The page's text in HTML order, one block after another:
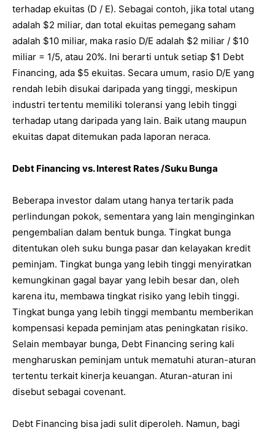
terhadap ekuitas (D / E). Sebagai contoh, jika total utang
adalah $2 miliar, dan total ekuitas pemegang saham
adalah $10 miliar, maka rasio D/E adalah $2 miliar / $10
miliar = 1/5, atau 20%. Ini berarti untuk setiap $1 Debt
Financing, ada $5 ekuitas. Secara umum, rasio D/E yang
rendah lebih disukai daripada yang tinggi, meskipun
industri tertentu memiliki toleransi yang lebih tinggi
terhadap utang daripada yang lain. Baik utang maupun
ekuitas dapat ditemukan pada laporan neraca.
Debt Financing vs. Interest Rates /Suku Bunga
Beberapa investor dalam utang hanya tertarik pada
perlindungan pokok, sementara yang lain menginginkan
pengembalian dalam bentuk bunga. Tingkat bunga
ditentukan oleh suku bunga pasar dan kelayakan kredit
peminjam. Tingkat bunga yang lebih tinggi menyiratkan
kemungkinan gagal bayar yang lebih besar dan, oleh
karena itu, membawa tingkat risiko yang lebih tinggi.
Tingkat bunga yang lebih tinggi membantu memberikan
kompensasi kepada peminjam atas peningkatan risiko.
Selain membayar bunga, Debt Financing sering kali
mengharuskan peminjam untuk mematuhi aturan-aturan
tertentu terkait kinerja keuangan. Aturan-aturan ini
disebut sebagai covenant.
Debt Financing bisa jadi sulit diperoleh. Namun, bagi